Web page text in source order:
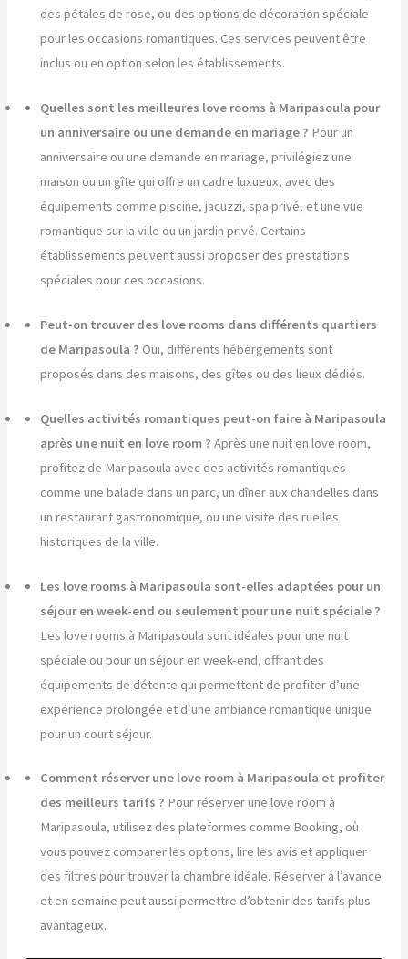
des pétales de rose, ou des options de décoration spéciale
pour les occasions romantiques. Ces services peuvent être
inclus ou en option selon les établissements.
Quelles sont les meilleures love rooms à Maripasoula pour
un anniversaire ou une demande en mariage ? Pour un
anniversaire ou une demande en mariage, privilégiez une
maison ou un gîte qui offre un cadre luxueux, avec des
équipements comme piscine, jacuzzi, spa privé, et une vue
romantique sur la ville ou un jardin privé. Certains
établissements peuvent aussi proposer des prestations
spéciales pour ces occasions.
Peut-on trouver des love rooms dans différents quartiers
de Maripasoula ? Oui, différents hébergements sont
proposés dans des maisons, des gîtes ou des lieux dédiés.
Quelles activités romantiques peut-on faire à Maripasoula
après une nuit en love room ? Après une nuit en love room,
profitez de Maripasoula avec des activités romantiques
comme une balade dans un parc, un dîner aux chandelles dans
un restaurant gastronomique, ou une visite des ruelles
historiques de la ville.
Les love rooms à Maripasoula sont-elles adaptées pour un
séjour en week-end ou seulement pour une nuit spéciale ?
Les love rooms à Maripasoula sont idéales pour une nuit
spéciale ou pour un séjour en week-end, offrant des
équipements de détente qui permettent de profiter d’une
expérience prolongée et d’une ambiance romantique unique
pour un court séjour.
Comment réserver une love room à Maripasoula et profiter
des meilleurs tarifs ? Pour réserver une love room à
Maripasoula, utilisez des plateformes comme Booking, où
vous pouvez comparer les options, lire les avis et appliquer
des filtres pour trouver la chambre idéale. Réserver à l’avance
et en semaine peut aussi permettre d’obtenir des tarifs plus
avantageux.